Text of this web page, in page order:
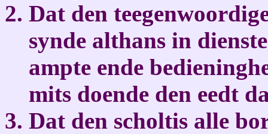
Dat den
synde althans in
ampte ende
mits doende den eedt
Dat den scholtis alle